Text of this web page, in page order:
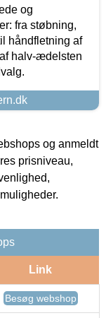
og
fra støbning,
håndfletning af
halv-ædelsten
og anmeldt
prisniveau,
Link
Besøg webshop